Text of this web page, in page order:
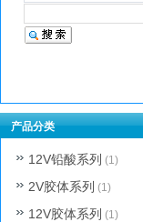
产品分类
12V铅酸系列 (1)
2V胶体系列 (1)
12V胶体系列 (1)